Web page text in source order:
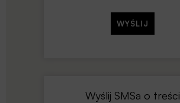
Wyślij SMSa o treści